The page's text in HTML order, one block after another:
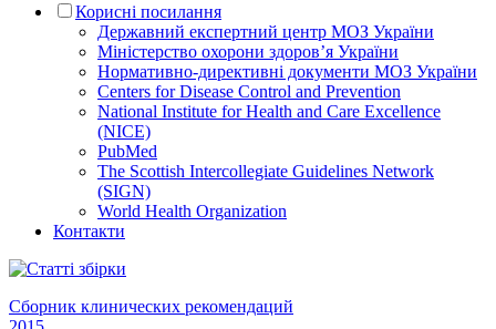
Корисні посилання
Державний експертний центр МОЗ України
Міністерство охорони здоров’я України
Нормативно-директивні документи МОЗ України
Centers for Disease Control and Prevention
National Institute for Health and Care Excellence
(NICE)
PubMed
The Scottish Intercollegiate Guidelines Network
(SIGN)
World Health Organization
Контакти
Сборник клинических рекомендаций